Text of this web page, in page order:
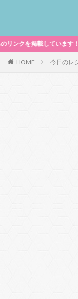
載しています！
HOME 今日のレ